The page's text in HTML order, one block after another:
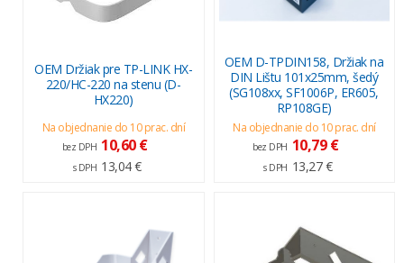
OEM Držiak pre TP-LINK HX-
220/HC-220 na stenu (D-
HX220)
Na objednanie do 10 prac. dní
bez DPH 10,60 €
s DPH 13,04 €
OEM D-TPDIN158, Držiak na
DIN Lištu 101x25mm, šedý
(SG108xx, SF1006P, ER605,
RP108GE)
Na objednanie do 10 prac. dní
bez DPH 10,79 €
s DPH 13,27 €